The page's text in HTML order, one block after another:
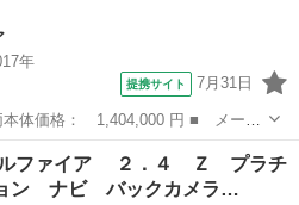
年
提携サイト 7月31日
ルファイア ■ グレード名：
ルデンアイズ 禁煙車 ＡＬＰＩＮ
ア
ルファイア ２．４ Ｚ プラチ
ン ナビ バックカメラ…